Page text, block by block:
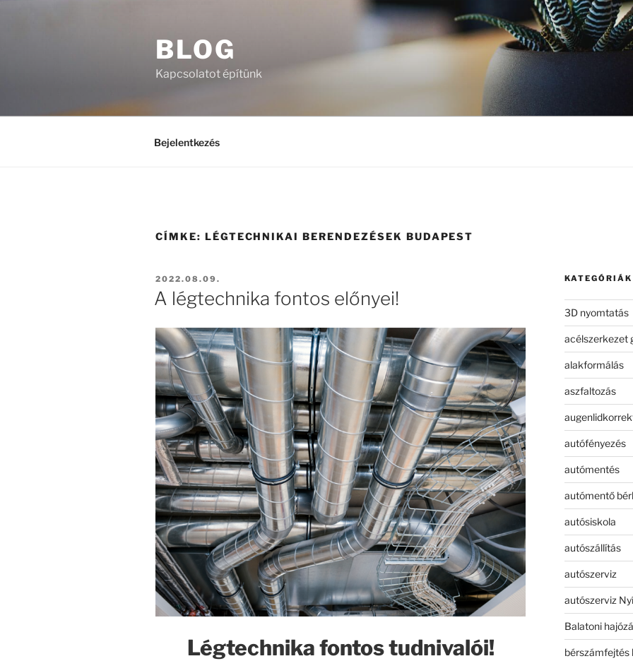
BLOG
Kapcsolatot építünk
Bejelentkezés
CÍMKE: LÉGTECHNIKAI BERENDEZÉSEK BUDAPEST
BEKÜLDVE:
2022.08.09.
A légtechnika fontos előnyei!
Légtechnika fontos tudnivalói!
KATEGÓRIÁK
3D nyomtatás
acélszerkezet
alakformálás
aszfaltozás
autófényezés
autómentés
autómentő
autósiskola
autószállítás
autószerviz
autószerviz
Balatoni
bérszámfejtés